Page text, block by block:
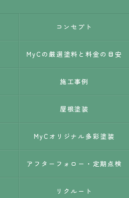
コンセプト
MyCの厳選塗料と料金の目安
施工事例
屋根塗装
MyCオリジナル多彩塗装
アフターフォロー・定期点検
リクルート